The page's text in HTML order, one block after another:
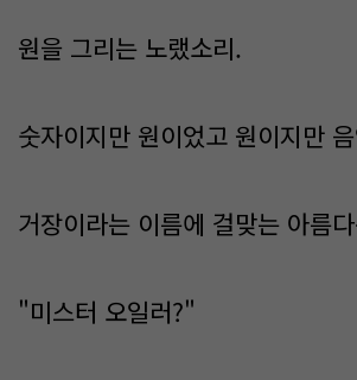
원을 그리는 노랬소리.
숫자이지만 원이었고 원이지만
거장이라는 이름에 걸맞는 아름
"미스터 오일러?"